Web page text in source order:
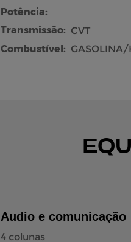
Potência:
Transmissão: CVT
Combustível: GASOLINA/
Audio e comunicação
4 colunas